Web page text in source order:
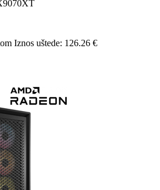
Iznos uštede: 126.26 €